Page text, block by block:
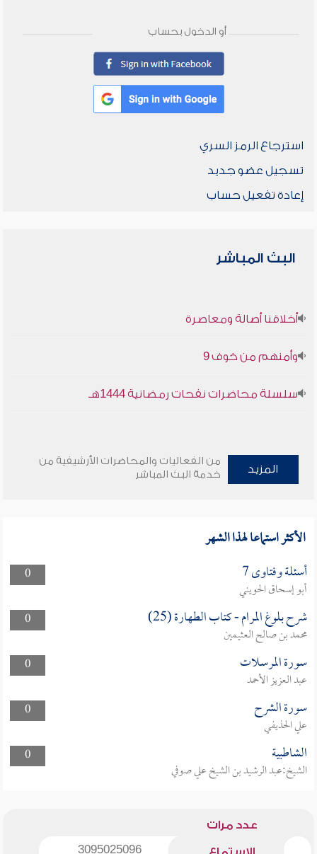
أو الدخول بحساب
استرجاع الرمز السري
تسجيل عضو جديد
إعادة تفعيل حساب
البث المباشر
أخلاقنا أصالة ومعاصرة
وأمنهم من خوف 9
سلسلة محاضرات نفحات رمضانية 1444هـ
المزيد
من الفعاليات والمحاضرات الأرشيفية من
خدمة البث المباشر
الأكثر استماعا لهذا الشهر
0 أسئلة وفتاوى 7
أبو إسحاق الحويني
0
شرح بلوغ المرام - كتاب الطهارة (25)
محمد بن صالح العثيمين
0
سورة المرسلات
عبد العزيز الأحمد
0
سورة الشرح
علي الحذيفي
0
الشاطبية
الشيخ:عبد الرشيد بن الشيخ علي صوفي
عدد مرات
3095025096